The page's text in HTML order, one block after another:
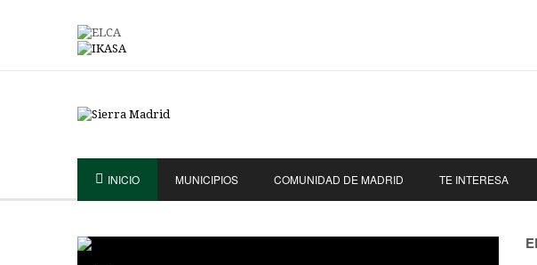
INICIO MUNICIPIOS COMUNIDAD DE MADRID TE INTERESA